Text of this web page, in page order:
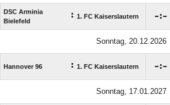
DSC Arminia
Bielefeld
: 1. FC Kaiserslautern :
Sonntag, 20.12.2026
Hannover 96 : 1. FC Kaiserslautern :
Sonntag, 17.01.2027